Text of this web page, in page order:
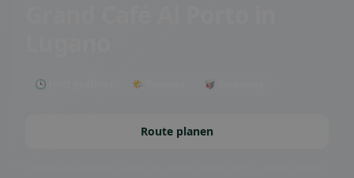
🕒 Jetzt geöffnet 🌤 Terrasse 🥡 Takeaway
Route planen